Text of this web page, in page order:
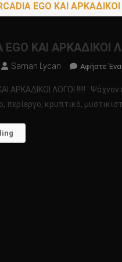
EGO ΚΑΙ
EGO ΚΑΙ ΑΡΚΑΔΙΚΟΙ
Saman Lycan Αφήστε
ΑΡΚΑΔΙΚΟΙ ΛΟΓΟΙ !!!!!
περίεργο, κρυπτικό,